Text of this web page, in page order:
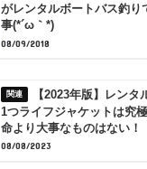
がレンタルボートバス釣り
事(*´ω｀*)
08/09/2018
【2023年版】レン
1つライフジャケットは究
命より大事なものはない！
08/08/2023